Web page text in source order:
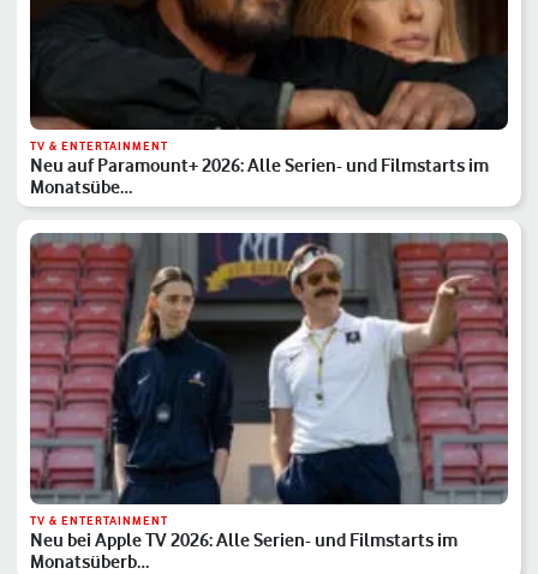
TV & ENTERTAINMENT
Neu auf Paramount+ 2026: Alle Serien- und Filmstarts im
Monatsübe…
TV & ENTERTAINMENT
Neu bei Apple TV 2026: Alle Serien- und Filmstarts im
Monatsüberb…